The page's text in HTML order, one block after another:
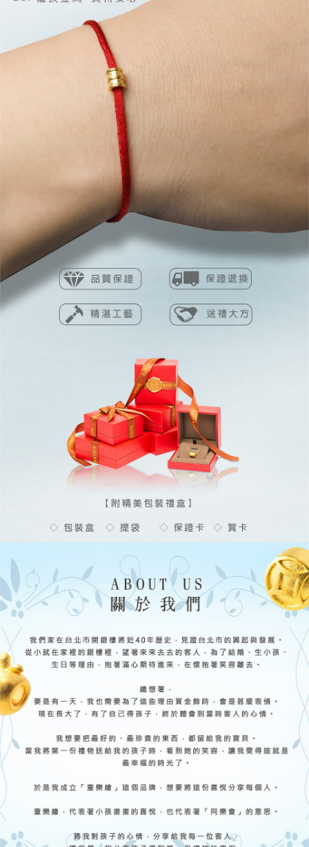
４．使用「AFTEE先享後付」時，將依據個別帳號之用戶狀況，依本公司即
時審查核予不同之上限額度；若仍有額度不足之情形，本公司將視審查結果
請求用戶進行身份認證。
５．嚴禁一人註冊多個帳號或使用他人資訊註冊。若發現惡意使用之情形，
恩沛科技股份有限公司將有權停止該用戶之使用額度並採取法律行動。